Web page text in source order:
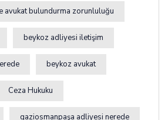
avukat bulundurma zorunluluğu
beykoz adliyesi iletişim
beykoz avukat
Ceza Hukuku
gaziosmanpaşa adliyesi nerede